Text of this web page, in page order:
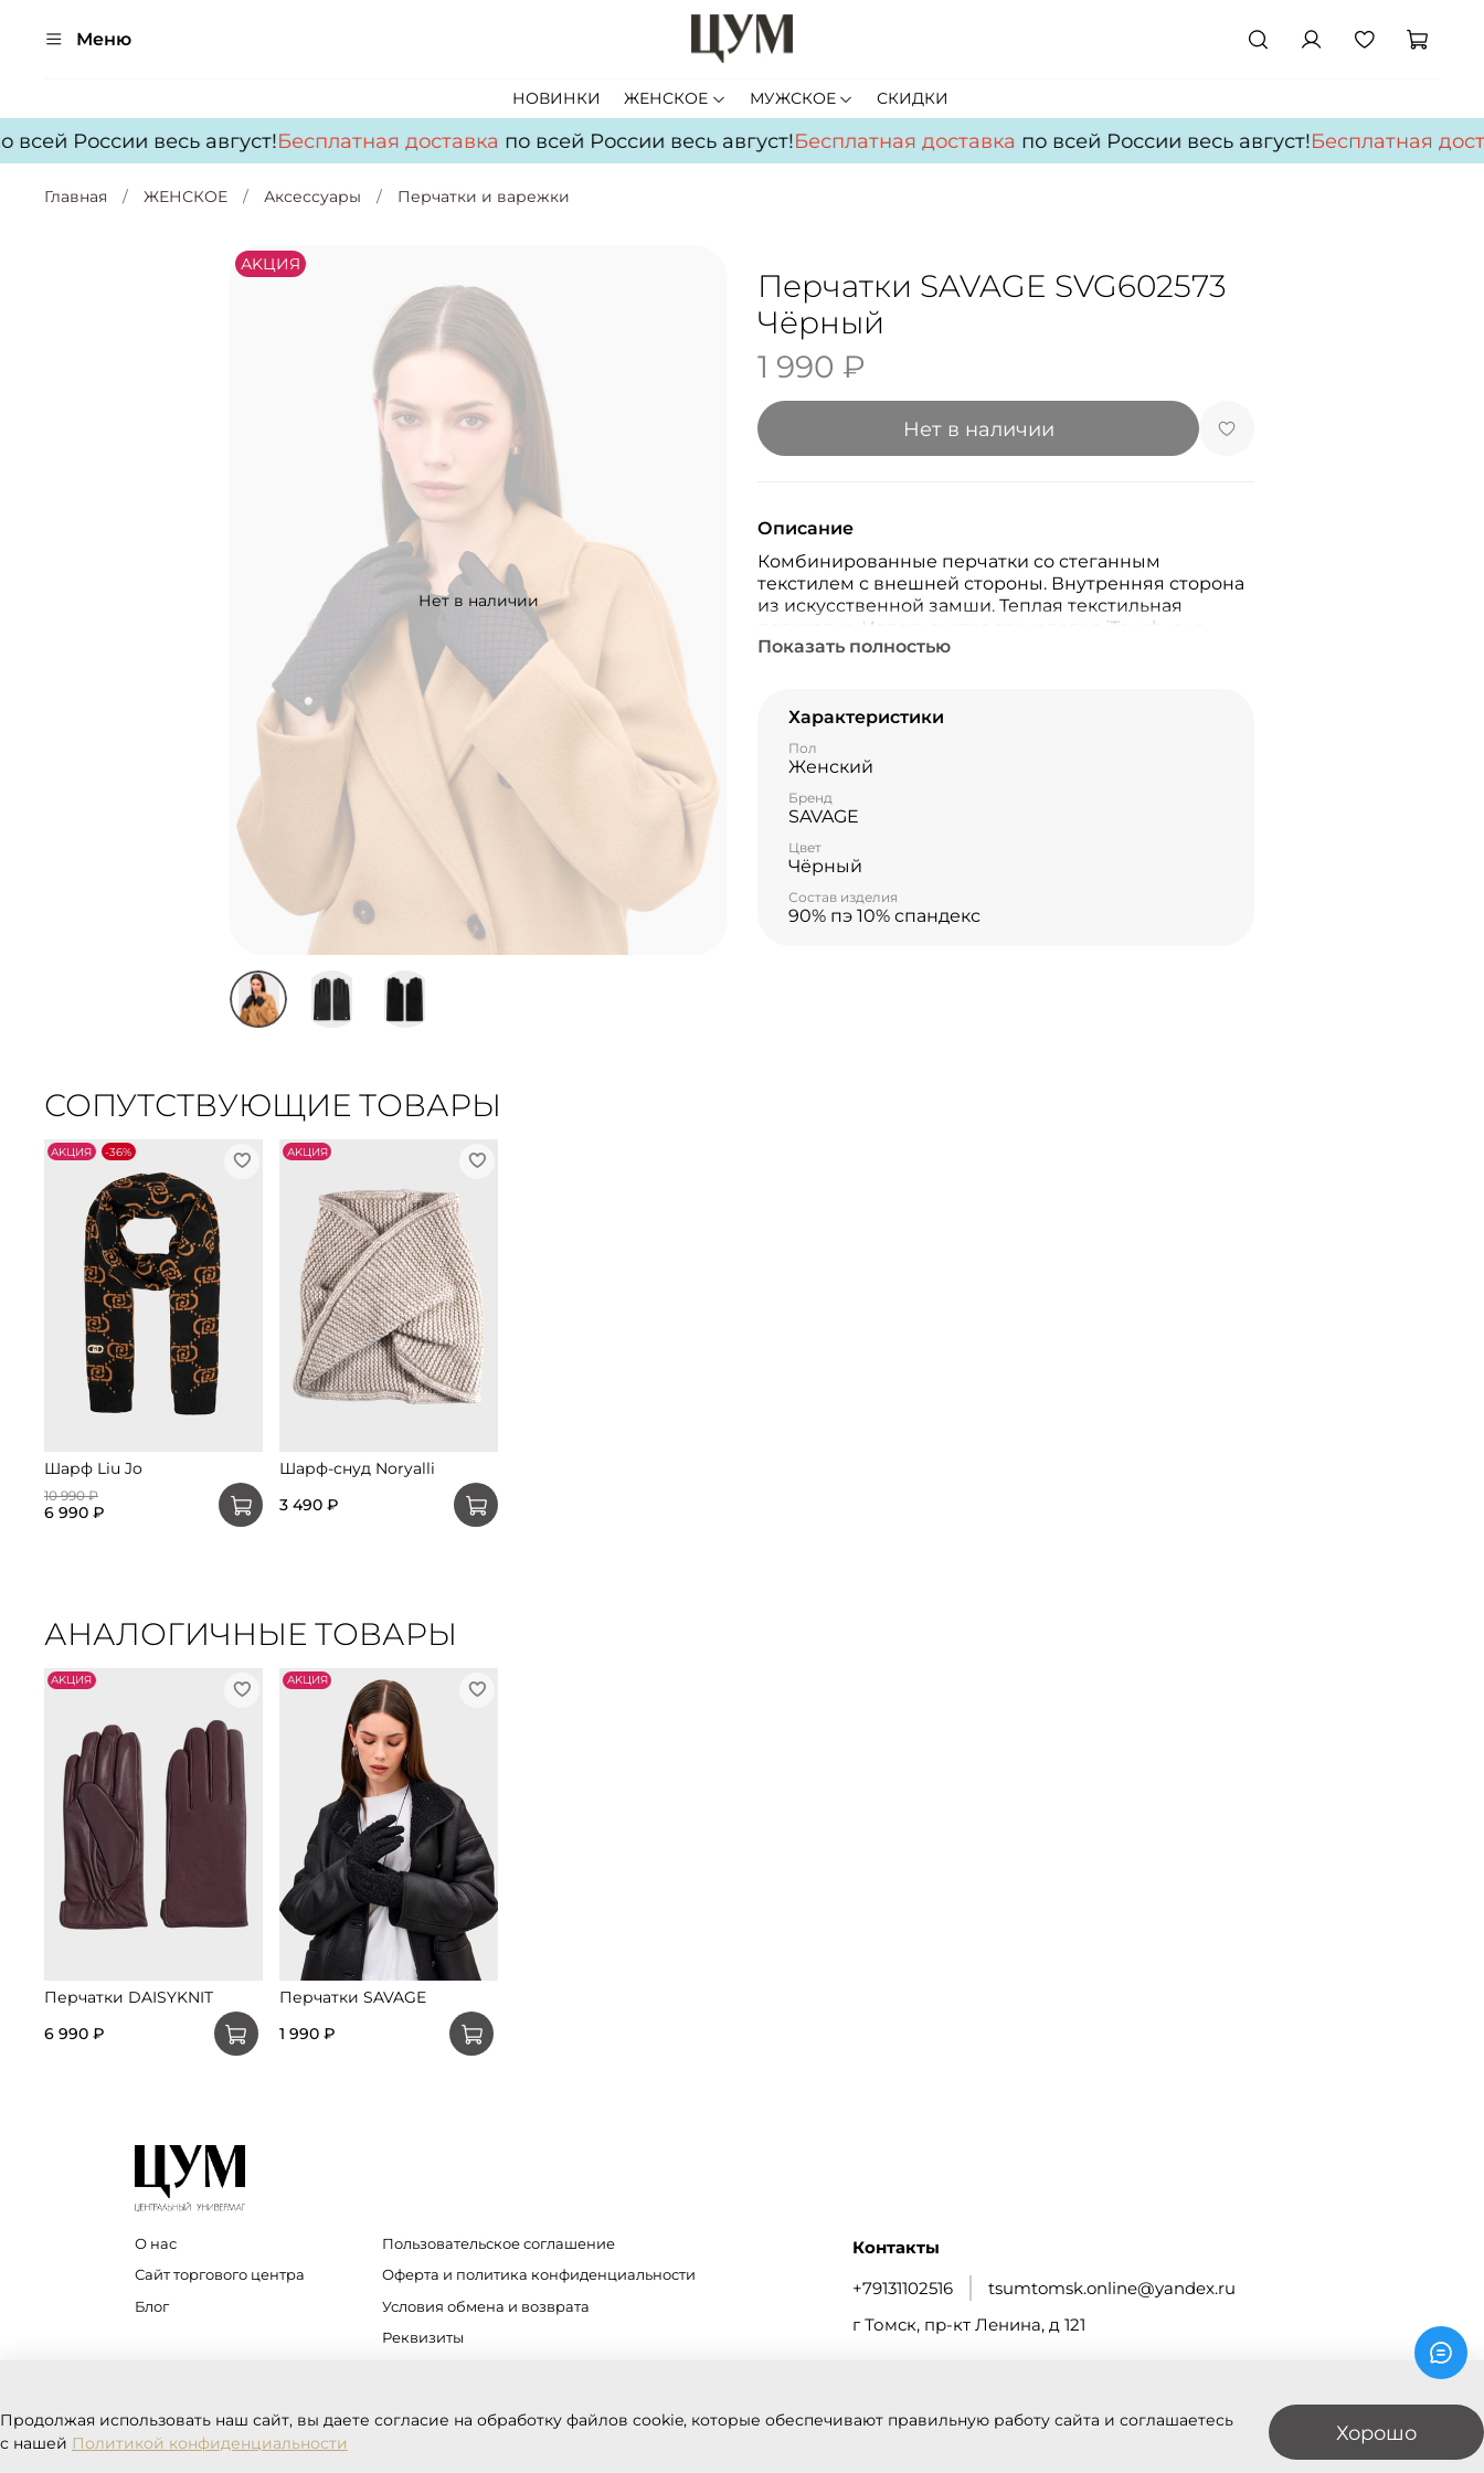
Меню
НОВИНКИ ЖЕНСКОЕ МУЖСКОЕ СКИДКИ
России весь август!Бесплатная доставкапо всей России весь август!Бесплатная доставкапо всей России весь август!Бесплатная
Главная ЖЕНСКОЕ Аксессуары Перчатки и варежки
Нет в наличии
АKЦИЯ
Перчатки SAVAGE SVG602573
Чёрный
1 990 ₽
Нет в наличии
Описание
Комбинированные перчатки со стеганным
текстилем с внешней стороны. Внутренняя сторона
из искусственной замши. Теплая текстильная
подкладка. Используется технология iTouch, она
создана специально для работы с сенсорными
Показать полностью
Характеристики
Пол
Женский
Бренд
SAVAGE
Цвет
Чёрный
Состав изделия
90% пэ 10% спандекс
СОПУТСТВУЮЩИЕ ТОВАРЫ
АKЦИЯ -36%
Шарф Liu Jo
10 990 ₽
6 990 ₽
АKЦИЯ
Шарф-снуд Noryalli
3 490 ₽
АНАЛОГИЧНЫЕ ТОВАРЫ
АKЦИЯ
Перчатки DAISYKNIT
6 990 ₽
АKЦИЯ
Перчатки SAVAGE
1 990 ₽
О нас
Сайт торгового центра
Блог
Пользовательское соглашение
Оферта и политика конфиденциальности
Условия обмена и возврата
Реквизиты
Контакты
+79131102516
tsumtomsk.online@yandex.ru
г Томск, пр-кт Ленина, д 121
Продолжая использовать наш сайт, вы даете согласие на обработку файлов cookie, которые обеспечивают правильную работу сайта и соглашаетесь
с нашей Политикой конфиденциальности Хорошо